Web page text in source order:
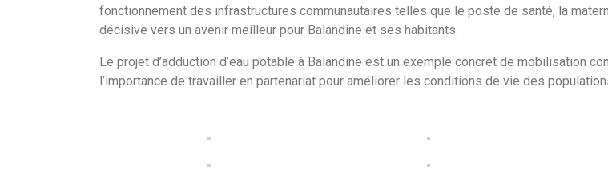
fonctionnement des infrastructures communautaires telles que le poste de santé, la
décisive vers un avenir meilleur pour Balandine et ses habitants.
Le projet d’adduction d’eau potable à Balandine est un exemple concret de mobilisation
l’importance de travailler en partenariat pour améliorer les conditions de vie des